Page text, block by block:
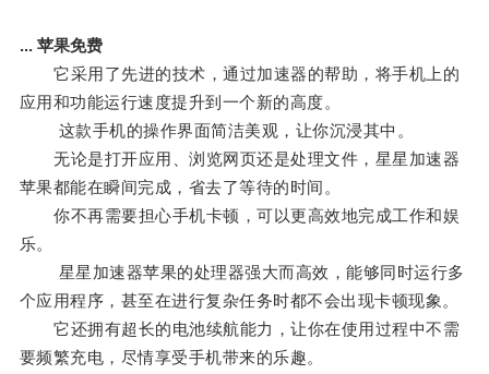
... 苹果免费
它采用了先进的技术，通过加速器的帮助，将手机上的
应用和功能运行速度提升到一个新的高度。
这款手机的操作界面简洁美观，让你沉浸其中。
无论是打开应用、浏览网页还是处理文件，星星加速器
苹果都能在瞬间完成，省去了等待的时间。
你不再需要担心手机卡顿，可以更高效地完成工作和娱
乐。
星星加速器苹果的处理器强大而高效，能够同时运行多
个应用程序，甚至在进行复杂任务时都不会出现卡顿现象。
它还拥有超长的电池续航能力，让你在使用过程中不需
要频繁充电，尽情享受手机带来的乐趣。